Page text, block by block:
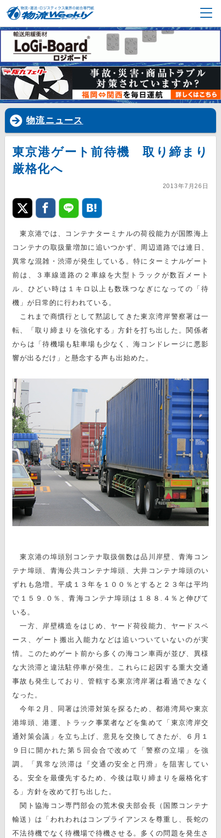
物流ニュース
東京港ゲート前待機 取り締まり
厳格化へ
2013年7月26日
東京港では、コンテナターミナルの荷役能力が国際海上
コンテナの取扱量増加に追いつかず、周辺道路では連日、
異常な混雑・渋滞が発生している。特にターミナルゲート
前は、３車線道路の２車線を大型トラックが数百メート
ル、ひどい時は１キロ以上も数珠つなぎになっての「待
機」が日常的に行われている。
これまで商慣行として黙認してきた東京湾岸警察署は一
転、「取り締まりを強化する」方針を打ち出した。関係者
からは「待機場も駐車場も少なく、海コンドレージに悪影
響が出るだけ」と懸念する声も出始めた。
東京港の埠頭別コンテナ取扱個数は品川岸壁、青海コン
テナ埠頭、青海公共コンテナ埠頭、大井コンテナ埠頭のい
ずれも急増。平成１３年を１００％とすると２３年は平均
で１５９.０％、青海コンテナ埠頭は１８８.４％と伸びて
いる。
一方、岸壁構造をはじめ、ヤード荷役能力、ヤードスペ
ース、ゲート搬出入能力などは追いついていないのが実
情。このためゲート前から多くの海コン車両が並び、異様
な大渋滞と違法駐停車が発生。これらに起因する重大交通
事故も発生しており、管轄する東京湾岸署は看過できなく
なった。
今年２月、同署は渋滞対策を探るため、都港湾局や東京
港埠頭、港運、トラック事業者などを集めて「東京湾岸交
通対策会議」を立ち上げ、意見を交換してきたが、６月１
９日に開かれた第５回会合で改めて「警察の立場」を強
調。「異常な渋滞は『交通の安全と円滑』を阻害してい
る。安全を最優先するため、今後は取り締まりを厳格化す
る」方針を改めて打ち出した。
関ト協海コン専門部会の荒木俊夫部会長（国際コンテナ
輸送）は「われわれはコンプライアンスを尊重し、長蛇の
不法待機でなく待機場で待機させる。多くの問題を発生さ